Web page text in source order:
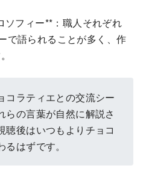
ソフィー**：職人それぞれ
で語られることが多く、作
コラティエとの交流シー
らの言葉が自然に解説さ
聴後はいつもよりチョコ
はずです。